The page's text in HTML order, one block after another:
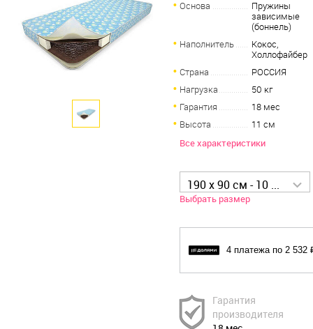
Основа
Пружины
зависимые
(боннель)
Наполнитель
Кокос,
Холлофайбер
Страна
РОССИЯ
Нагрузка
50 кг
Гарантия
18 мес
Высота
11 см
Все характеристики
190 x 90 см - 10 126 р
Выбрать размер
4 платежа по 2 532
Гарантия
производителя